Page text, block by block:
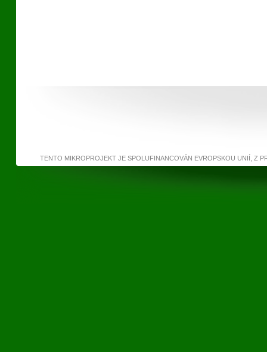
TENTO MIKROPROJEKT JE SPOLUFINANCOVÁN EVROPSKOU UNIÍ, Z